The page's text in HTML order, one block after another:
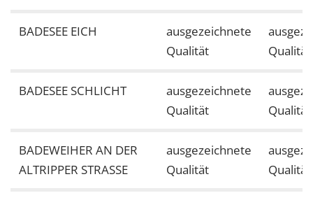
BADESEE EICH
ausgezeichnete
Qualität
Qualität
BADESEE SCHLICHT
ausgezeichnete
Qualität
Qualität
BADEWEIHER AN DER
ALTRIPPER STRASSE
ausgezeichnete
Qualität
Qualität